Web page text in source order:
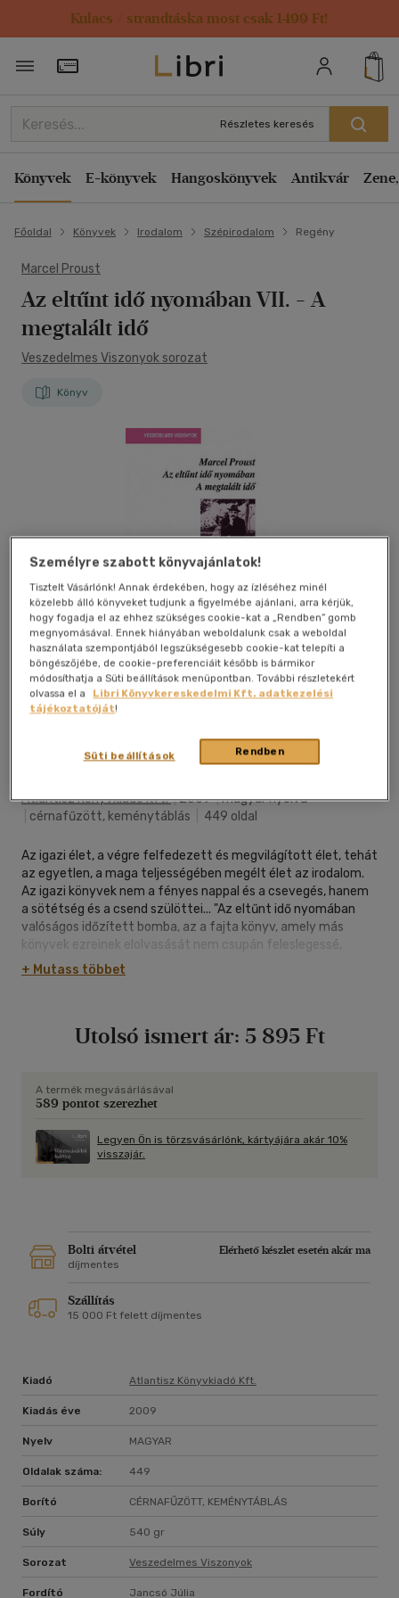
Kulacs / strandtáska most csak 1499 Ft!
Törzsvásárlói Kártya adatai
Részletes keresés
Könyvek E-könyvek Hangoskönyvek Antikvár
Főoldal Könyvek Irodalom Szépirodalom Regény
Marcel Proust
Az eltűnt idő nyomában VII. - A
megtalált idő
Veszedelmes Viszonyok sorozat
Könyv
Atlantisz Könyvkiadó Kft.|2009|magyar nyelvű
cérnafűzött, keménytáblás 449 oldal
Az igazi élet, a végre felfedezett és megvilágított élet, tehát
az egyetlen, a maga teljességében megélt élet az irodalom.
Az igazi könyvek nem a fényes nappal és a csevegés, hanem
a sötétség és a csend szülöttei... "Az eltűnt idő nyomában
valóságos időzített bomba, az a fajta könyv, amely más
könyvek ezreinek elolvasását nem csupán feleslegessé,
egyenesen lehetetlenné teszi." (Jean-Yves Tadié) Jancsó
Júlia e fordításával először válik magyarul olvashatóvá a
+ Mutass többet
Utolsó ismert ár: 5 895 Ft
A termék megvásárlásával
589 pontot szerezhet
Legyen Ön is törzsvásárlónk, kártyájára akár 10%
visszajár.
Bolti átvétel
Elérhető készlet esetén akár ma
díjmentes
Szállítás
15 000 Ft felett díjmentes
Kiadó Atlantisz Könyvkiadó Kft.
Kiadás éve 2009
Nyelv MAGYAR
Oldalak száma: 449
Borító CÉRNAFŰZÖTT, KEMÉNYTÁBLÁS
Súly 540 gr
Sorozat Veszedelmes Viszonyok
Fordító Jancsó Júlia
Személyre szabott könyvajánlatok!
Tisztelt Vásárlónk! Annak érdekében, hogy az ízléséhez minél
közelebb álló könyveket tudjunk a figyelmébe ajánlani, arra kérjük,
hogy fogadja el az ehhez szükséges cookie-kat a „Rendben” gomb
megnyomásával. Ennek hiányában weboldalunk csak a weboldal
használata szempontjából legszükségesebb cookie-kat telepíti a
böngészőjébe, de cookie-preferenciáit később is bármikor
módosíthatja a Süti beállítások menüpontban. További részletekért
olvassa el a
Libri Könyvkereskedelmi Kft. adatkezelési
tájékoztatóját!
Rendben
Süti beállítások